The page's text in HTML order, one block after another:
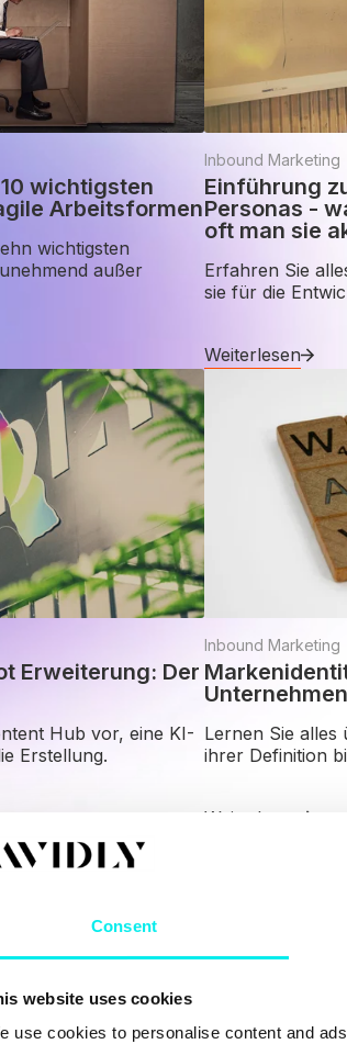
Consent
website uses cookies
use cookies to personalise content and
wichtigsten
Arbeitsformen
wichtigsten
außer
Inbound Marketing
Einführung
Personas -
oft man sie
Erfahren Sie
sie für die
Weiterlesen
Erweiterung: Der
Hub vor, eine KI-
Erstellung.
Inbound Marketing
Lernen Sie
ihrer Definition
Weiterlesen